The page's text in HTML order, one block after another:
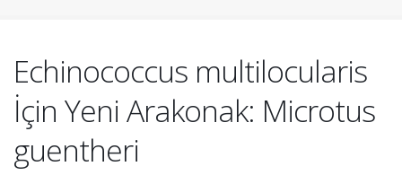
Echinococcus multilocularis
İçin Yeni Arakonak: Microtus
guentheri